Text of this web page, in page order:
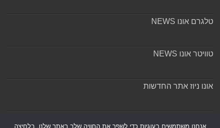
טלגרם אונו NEWS
טוויטר אונו NEWS
אונו ניוז אתר החדשות
אנחנו משתמשים בעוגיות כדי לשפר את החוויה שלך באתר שלנו, בלחיצה